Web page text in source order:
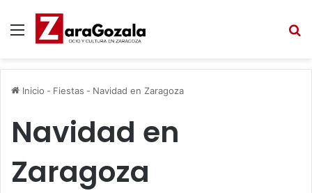
Menú
Inicio - Fiestas - Navidad en Zaragoza
Navidad en
Zaragoza